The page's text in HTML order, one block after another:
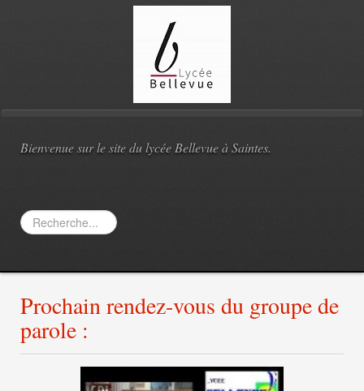
Bienvenue sur le site du lycée Bellevue à Saintes.
Rechercher
Prochain rendez-vous du groupe de
parole :